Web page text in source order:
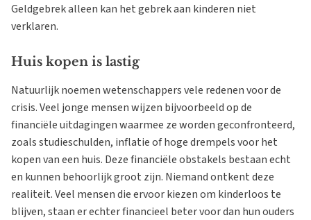
Geldgebrek alleen kan het gebrek aan kinderen niet
verklaren.
Huis kopen is lastig
Natuurlijk noemen wetenschappers vele redenen voor de
crisis. Veel jonge mensen wijzen bijvoorbeeld op de
financiële uitdagingen waarmee ze worden geconfronteerd,
zoals studieschulden, inflatie of hoge drempels voor het
kopen van een huis. Deze financiële obstakels bestaan echt
en kunnen behoorlijk groot zijn. Niemand ontkent deze
realiteit. Veel mensen die ervoor kiezen om kinderloos te
blijven, staan er echter financieel beter voor dan hun ouders